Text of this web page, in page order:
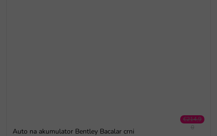
€214,9
0
Auto na akumulator Bentley Bacalar crni